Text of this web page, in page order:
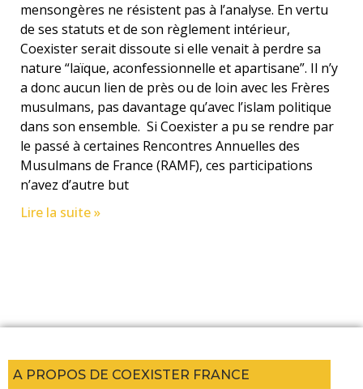
mensongères ne résistent pas à l’analyse. En vertu
de ses statuts et de son règlement intérieur,
Coexister serait dissoute si elle venait à perdre sa
nature “laïque, aconfessionnelle et apartisane”. Il n’y
a donc aucun lien de près ou de loin avec les Frères
musulmans, pas davantage qu’avec l’islam politique
dans son ensemble. Si Coexister a pu se rendre par
le passé à certaines Rencontres Annuelles des
Musulmans de France (RAMF), ces participations
n’avez d’autre but
Lire la suite »
A PROPOS DE COEXISTER FRANCE